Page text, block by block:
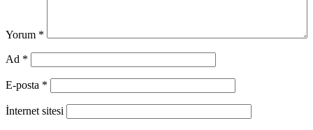
Yorum *
Ad *
E-posta *
İnternet sitesi